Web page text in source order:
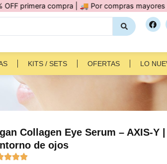
compra | 🚚 Por compras mayores a
KITS / SETS OFERTAS LO
Collagen Eye Serum – AXIS-Y
de ojos